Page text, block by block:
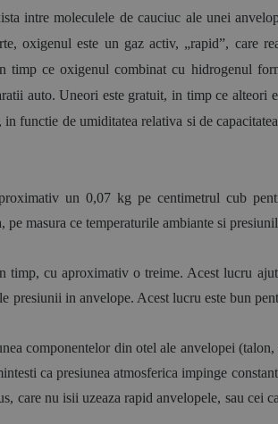
intre moleculele de cauciuc ale unei
oxigenul este un gaz activ, „rapid”, care
timp ce oxigenul combinat cu hidrogenul
auto. Uneori este gratuit, in timp ce alteori
functie de umiditatea relativa si de
un 0,07 kg pe centimetrul cub
masura ce temperaturile ambiante si
cu aproximativ o treime. Acest lucru
in anvelope. Acest lucru este bun
componentelor din otel ale anvelopei
ca presiunea atmosferica impinge
care nu isii uzeaza rapid anvelopele, sau cei